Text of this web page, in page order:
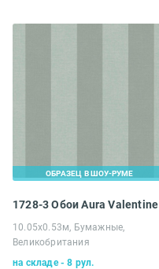
ОБРАЗЕЦ В ШОУ-РУМЕ
1728-3 Обои Aura Valentine
10.05х0.53м, Бумажные,
Великобритания
на складе - 8 рул.